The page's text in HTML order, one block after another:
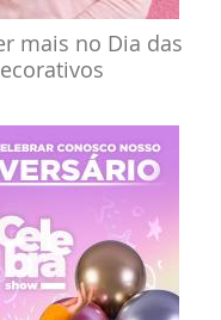
mais no Dia das